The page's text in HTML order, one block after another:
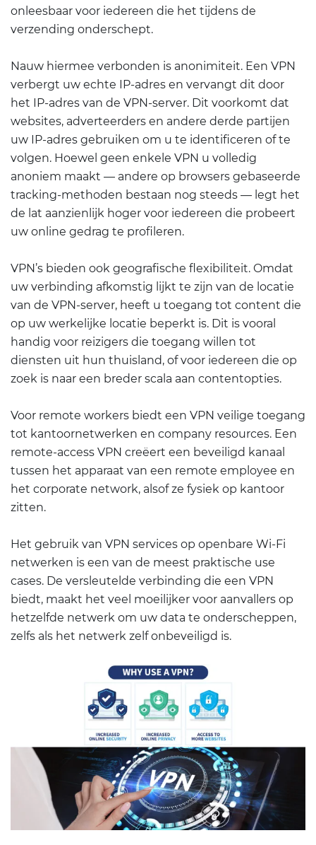
onleesbaar voor iedereen die het tijdens de
verzending onderschept.
Nauw hiermee verbonden is anonimiteit. Een VPN
verbergt uw echte IP-adres en vervangt dit door
het IP-adres van de VPN-server. Dit voorkomt dat
websites, adverteerders en andere derde partijen
uw IP-adres gebruiken om u te identificeren of te
volgen. Hoewel geen enkele VPN u volledig
anoniem maakt — andere op browsers gebaseerde
tracking-methoden bestaan nog steeds — legt het
de lat aanzienlijk hoger voor iedereen die probeert
uw online gedrag te profileren.
VPN’s bieden ook geografische flexibiliteit. Omdat
uw verbinding afkomstig lijkt te zijn van de locatie
van de VPN-server, heeft u toegang tot content die
op uw werkelijke locatie beperkt is. Dit is vooral
handig voor reizigers die toegang willen tot
diensten uit hun thuisland, of voor iedereen die op
zoek is naar een breder scala aan contentopties.
Voor remote workers biedt een VPN veilige toegang
tot kantoornetwerken en company resources. Een
remote-access VPN creëert een beveiligd kanaal
tussen het apparaat van een remote employee en
het corporate network, alsof ze fysiek op kantoor
zitten.
Het gebruik van VPN services op openbare Wi-Fi
netwerken is een van de meest praktische use
cases. De versleutelde verbinding die een VPN
biedt, maakt het veel moeilijker voor aanvallers op
hetzelfde netwerk om uw data te onderscheppen,
zelfs als het netwerk zelf onbeveiligd is.